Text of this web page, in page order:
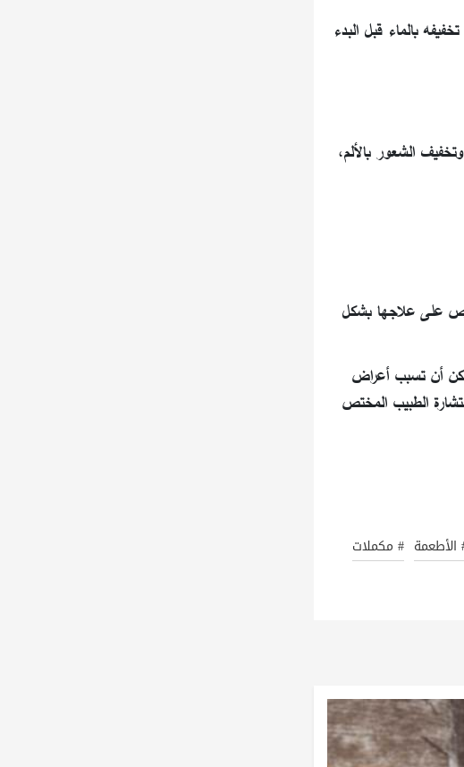
بالماء قبل البدء
الشعور بالألم،
على علاجها بشكل
أن تسبب أعراض
الطبيب المختص
الأطعمة # مكملات